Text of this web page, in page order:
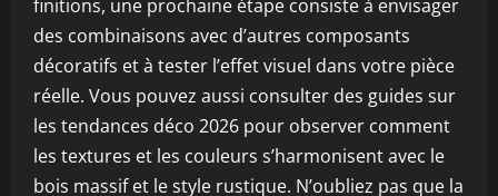
finitions, une prochaine étape consiste à envisager
des combinaisons avec d’autres composants
décoratifs et à tester l’effet visuel dans votre pièce
réelle. Vous pouvez aussi consulter des guides sur
les tendances déco 2026 pour observer comment
les textures et les couleurs s’harmonisent avec le
bois massif et le style rustique. N’oubliez pas que la